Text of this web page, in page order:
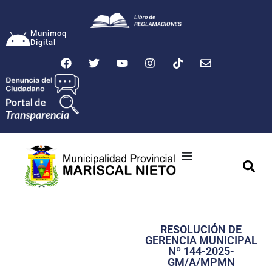
Munimoq
Digital
Transparencia
Seguridad
RESOLUCIÓN DE
GERENCIA MUNICIPAL
Nº 144-2025-
GM/A/MPMN